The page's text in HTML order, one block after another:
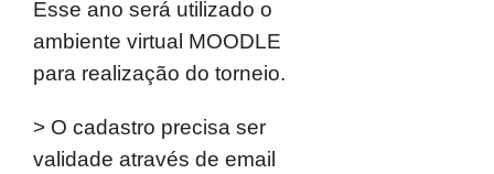
Esse ano será utilizado o
ambiente virtual MOODLE
para realização do torneio.
> O cadastro precisa ser
validade através de email